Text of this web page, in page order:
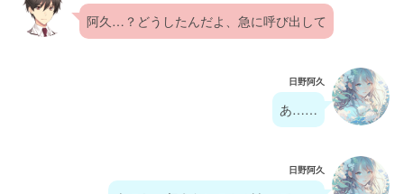
阿久…？どうしたんだよ、急に呼び出して
日野阿久
あ……
日野阿久